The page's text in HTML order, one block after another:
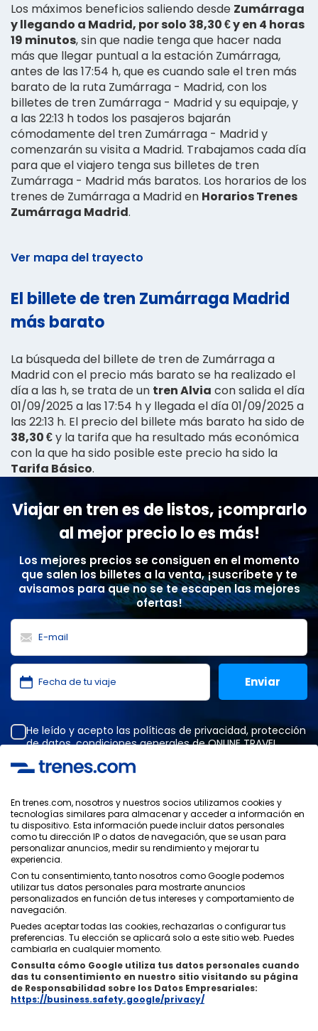
Los máximos beneficios saliendo desde Zumárraga
y llegando a Madrid, por solo 38,30 € y en 4 horas
19 minutos, sin que nadie tenga que hacer nada
más que llegar puntual a la estación Zumárraga,
antes de las 17:54 h, que es cuando sale el tren más
barato de la ruta Zumárraga - Madrid, con los
billetes de tren Zumárraga - Madrid y su equipaje, y
a las 22:13 h todos los pasajeros bajarán
cómodamente del tren Zumárraga - Madrid y
comenzarán su visita a Madrid. Trabajamos cada día
para que el viajero tenga sus billetes de tren
Zumárraga - Madrid más baratos. Los horarios de los
trenes de Zumárraga a Madrid en Horarios Trenes
Zumárraga Madrid.
Ver mapa del trayecto
El billete de tren Zumárraga Madrid
más barato
La búsqueda del billete de tren de Zumárraga a
Madrid con el precio más barato se ha realizado el
día a las h, se trata de un tren Alvia con salida el día
01/09/2025 a las 17:54 h y llegada el día 01/09/2025 a
las 22:13 h. El precio del billete más barato ha sido de
38,30 €y la tarifa que ha resultado más económica
con la que ha sido posible este precio ha sido la
Tarifa Básico.
Viajar en tren es de listos, ¡comprarlo
al mejor precio lo es más!
Los mejores precios se consiguen en el momento
que salen los billetes a la venta, ¡suscríbete y te
avisamos para que no se te escapen las mejores
ofertas!
He leído y acepto las políticas de privacidad, protección
de datos,condiciones generalesde ONLINE TRAVEL
Política de Privacidad
Condiciones Generales
Política de Cookies
Aviso Legal
Quiénes Somos ixigo
Copyright © Trenes.com. Todos los derechos reservados.
En trenes.com, nosotros y nuestros socios utilizamos cookies y
tecnologías similares para almacenar y acceder a información en
tu dispositivo. Esta información puede incluir datos personales
como tu dirección IP o datos de navegación, que se usan para
personalizar anuncios, medir su rendimiento y mejorar tu
experiencia.
Con tu consentimiento, tanto nosotros como Google podemos
utilizar tus datos personales para mostrarte anuncios
personalizados en función de tus intereses y comportamiento de
navegación.
Puedes aceptar todas las cookies, rechazarlas o configurar tus
preferencias. Tu elección se aplicará solo a este sitio web. Puedes
cambiarla en cualquier momento.
Consulta cómo Google utiliza tus datos personales cuando
das tu consentimiento en nuestro sitio visitando su página
de Responsabilidad sobre los Datos Empresariales:
https://business.safety.google/privacy/